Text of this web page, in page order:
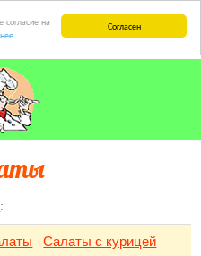
Согласен
на
:
Салаты с курицей